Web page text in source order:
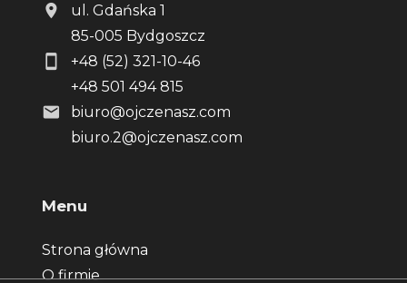
ul. Gdańska 1
85-005 Bydgoszcz
+48 (52) 321-10-46
+48 501 494 815
biuro@ojczenasz.com
biuro.2@ojczenasz.com
Menu
Strona główna
O firmie